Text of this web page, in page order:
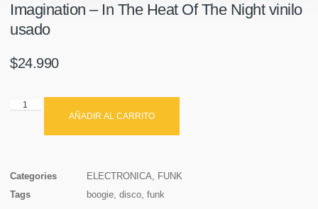
Imagination – In The Heat Of The Night vinilo
usado
$24.990
AÑADIR AL CARRITO
Categories ELECTRONICA
FUNK
Tags
boogie disco funk